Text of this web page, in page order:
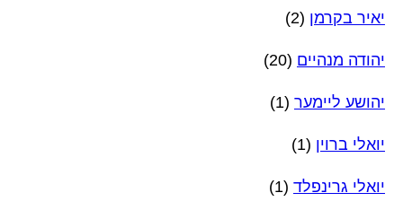
יאיר בקרמן (2)
יהודה מנהיים (20)
יהושע ליימער (1)
יואלי ברוין (1)
יואלי גרינפלד (1)